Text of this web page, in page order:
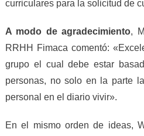
curriculares para la solicitud de
A modo de agradecimiento,
RRHH Fimaca comentó:
grupo el cual debe estar
personas, no solo en la parte
personal en el diario vivir».
En el mismo orden de ideas,